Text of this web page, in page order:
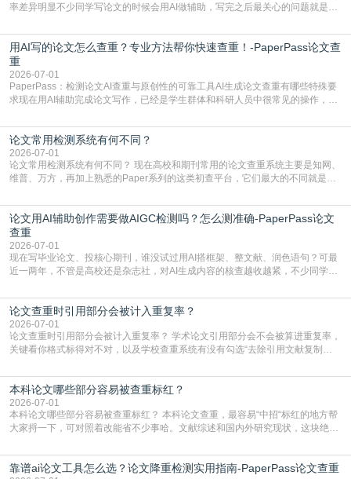
率差异明显不少同学写论文的时候会用AI做辅助，写完之后最关心的问题就是ai
实际情况和大家想的不太一样。AI训练依赖海量公开学术文献、网络内容，生成
内容本质是按照语义概率拼接已有内容，很容易和已发布的作品撞重复，甚至会
直接引用整段已有内容，所以查重率偏高是
用AI写的论文怎么查重？专业方法帮你快速查重！-PaperPass论文查
重
2026-07-01
PaperPass：检测论文AI查重与原创性的可靠工具AI生成论文查重有哪些特殊要
求现在用AI辅助完成论文写作，已经是学生群体和科研人员中很常见的操作，不
但很多人忽略了，AI生成的内容天生带有重复风险——训练AI的数据集本身就包
含大量已公开的学术内容、网络原创内容，AI输出内容时很容易无意识拼接出重
复片
论文常用检测系统有何不同？
2026-07-01
论文常用检测系统有何不同？ 现在高校和期刊常用的论文查重系统主要是知网、
维普、万方，再加上熟悉的Paper系列的这类初查平台，它们最大的不同就是数
查数值误导。知网（CNKI）是学校定稿检测的绝对主流。本科用PMLC，含大学
生联合比对库，能比历届学长论文，硕博用VIP/TMLC，含学术论文联合比对
库，期刊投稿用AMLMC/SML
论文用AI辅助创作需要做AIGC检测吗？怎么测准确-PaperPass论文
查重
2026-07-01
现在写毕业论文、投核心期刊，谁没试过用AI搭框架、整文献、润色语句？可最
近一两年，不管是高校还是杂志社，对AI生成内容的核查越收越紧，不少同学投
真的太亏。提前做AIGC检测，已经成了很多过来人交稿前必做的一步。为什么
AIGC检测成了论文答辩投稿前的必备项？可能还有不少人觉得，我就用AI搭了个
框架，内容都是自己写的，至于做AIG
论文查重时引用部分会被计入重复率？
2026-07-01
论文查重时引用部分会被计入重复率？ 学术论文引用部分会不会被算进重复率，
关键看你格式标得对不对，以及学校查重系统有没有勾选“去除引用文献复制
独占一行，每条文献用[1][2]方括号编号、与正文一一对应，著录项符合GB/T
7714（作者、题名、刊名、年、卷期、页码齐全，标点用半角）；查重系统识别
成功后通常把这段标为引用，
本科论文哪些部分容易被查重标红？
2026-07-01
本科论文哪些部分容易被查重标红？ 本科论文查重，最容易“中招“标红的地方帮
大家捋一下，可对照着改能省不少事哈。文献综述和国内外研究现状，这块绝对
乎一模一样的话，你要是直接复制百度百科、教材或别人写好的综述段落，系统
一抓一个准，整段飘红。研究背景、意义和方法描述也是不可避免，比如“本文采
靠谱ai论文工具怎么选？论文降重检测实用指南-PaperPass论文查重